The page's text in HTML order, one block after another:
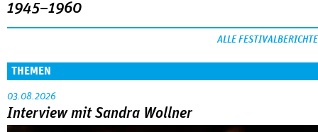
1945–1960
ALLE FESTIVALBERICHTE
THEMEN
03.08.2026
Interview mit Sandra Wollner